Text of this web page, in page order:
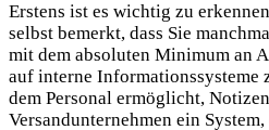
Erstens ist es wichtig zu
selbst bemerkt, dass Sie
mit dem absoluten Minimum an
auf interne Informationssysteme
dem Personal ermöglicht,
Versandunternehmen ein